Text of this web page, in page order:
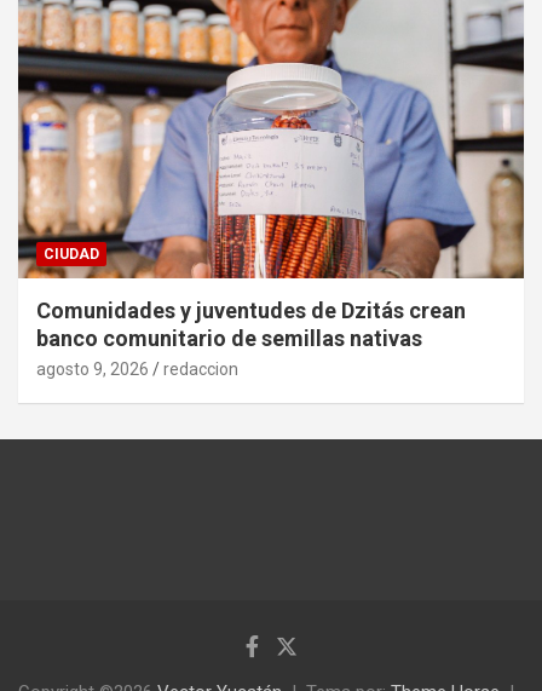
CIUDAD
Comunidades y juventudes de Dzitás crean
banco comunitario de semillas nativas
agosto 9, 2026 redaccion